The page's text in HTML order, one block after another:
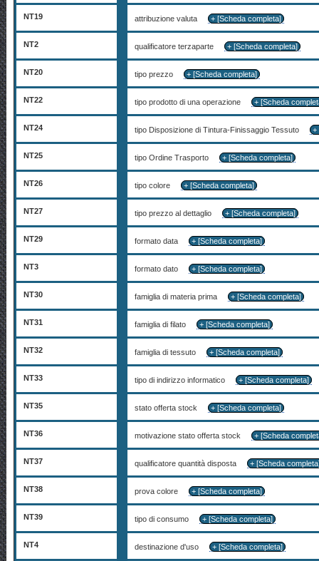
NT19 attribuzione valuta + [Scheda completa]
NT2 qualificatore terzaparte + [Scheda completa]
NT20 tipo prezzo + [Scheda completa]
NT22 tipo prodotto di una operazione + [Scheda
NT24 tipo Disposizione di Tintura-Finissaggio Tessuto +
NT25 tipo Ordine Trasporto + [Scheda completa]
NT26 tipo colore + [Scheda completa]
NT27 tipo prezzo al dettaglio + [Scheda completa]
NT29 formato data + [Scheda completa]
NT3 formato dato + [Scheda completa]
NT30 famiglia di materia prima + [Scheda completa]
NT31 famiglia di filato + [Scheda completa]
NT32 famiglia di tessuto + [Scheda completa]
NT33 tipo di indirizzo informatico + [Scheda completa]
NT35 stato offerta stock + [Scheda completa]
NT36 motivazione stato offerta stock + [Scheda
NT37 qualificatore quantità disposta + [Scheda
NT38 prova colore + [Scheda completa]
NT39 tipo di consumo + [Scheda completa]
NT4 destinazione d'uso + [Scheda completa]